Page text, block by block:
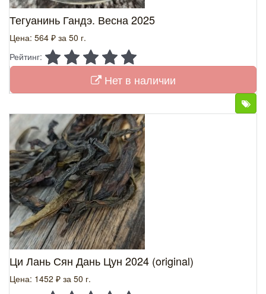
Тегуанинь Гандэ. Весна 2025
Цена: 564 ₽ за 50 г.
Рейтинг:
Нет в наличии
Ци Лань Сян Дань Цун 2024 (original)
Цена: 1452 ₽ за 50 г.